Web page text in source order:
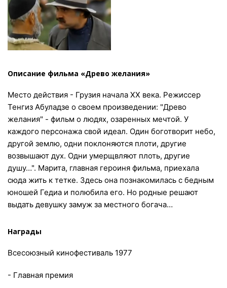
Описание фильма «Древо желания»
Место действия - Грузия начала ХХ века. Режиссер
Тенгиз Абуладзе о своем произведении: "Древо
желания" - фильм о людях, озаренных мечтой. У
каждого персонажа свой идеал. Один боготворит небо,
другой землю, одни поклоняются плоти, другие
возвышают дух. Одни умерщвляют плоть, другие
душу…". Марита, главная героиня фильма, приехала
сюда жить к тетке. Здесь она познакомилась с бедным
юношей Гедиа и полюбила его. Но родные решают
выдать девушку замуж за местного богача…
Награды
Всесоюзный кинофестиваль 1977
- Главная премия